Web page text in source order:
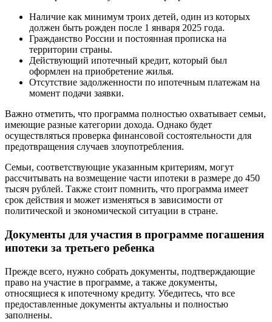
Наличие как минимум троих детей, один из которых
должен быть рожден после 1 января 2025 года.
Гражданство России и постоянная прописка на
территории страны.
Действующий ипотечный кредит, который был
оформлен на приобретение жилья.
Отсутствие задолженности по ипотечным платежам на
момент подачи заявки.
Важно отметить, что программа полностью охватывает семьи,
имеющие разные категории дохода. Однако будет
осуществляться проверка финансовой состоятельности для
предотвращения случаев злоупотребления.
Семьи, соответствующие указанным критериям, могут
рассчитывать на возмещение части ипотеки в размере до 450
тысяч рублей. Также стоит помнить, что программа имеет
срок действия и может изменяться в зависимости от
политической и экономической ситуации в стране.
Документы для участия в программе погашения
ипотеки за третьего ребенка
Прежде всего, нужно собрать документы, подтверждающие
право на участие в программе, а также документы,
относящиеся к ипотечному кредиту. Убедитесь, что все
предоставленные документы актуальны и полностью
заполнены.